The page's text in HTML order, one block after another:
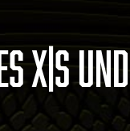
X|S UND